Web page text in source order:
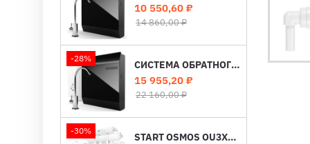
Цена
10 550,60 ₽Базовая
14 860,00 ₽
-28%
СИСТЕМА ОБРАТНОГО ОСМОСА С МИНЕРАЛИЗАЦИЕЙ EXPERT OSMOS MO530
Цена
15 955,20 ₽Базовая
22 160,00 ₽
-30%
START OSMOS OU3XX / OU4XX — СИСТЕМА ОБРАТНОГО ОСМОСА